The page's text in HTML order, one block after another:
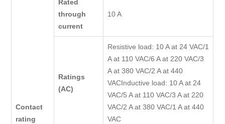
Contact
rating
Rated
through
current
10 A
Ratings
(AC)
Resistive load: 10 A at 24 VAC/1
A at 110 VAC/6 A at 220 VAC/3
A at 380 VAC/2 A at 440
VACInductive load: 10 A at 24
VAC/5 A at 110 VAC/3 A at 220
VAC/2 A at 380 VAC/1 A at 440
VAC